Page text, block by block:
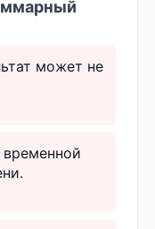
может не